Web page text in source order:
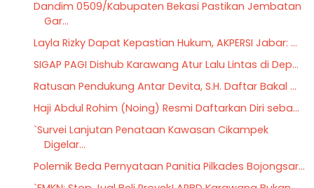
Dandim 0509/Kabupaten Bekasi Pastikan Jembatan
Gar...
Layla Rizky Dapat Kepastian Hukum, AKPERSI Jabar: ...
SIGAP PAGI Dishub Karawang Atur Lalu Lintas di Dep...
Ratusan Pendukung Antar Devita, S.H. Daftar Bakal ...
Haji Abdul Rohim (Noing) Resmi Daftarkan Diri seba...
`Survei Lanjutan Penataan Kawasan Cikampek
Digelar...
Polemik Beda Pernyataan Panitia Pilkades Bojongsar...